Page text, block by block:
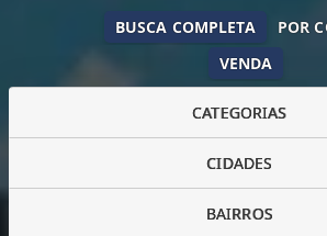
VENDA
BUSCA COMPLETA POR
CATEGORIAS
CIDADES
BAIRROS